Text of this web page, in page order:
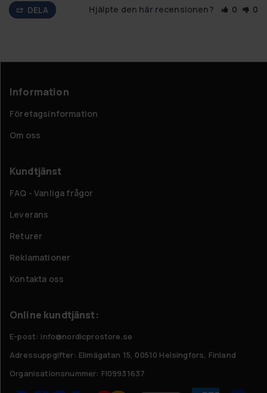
DELA Hjälpte den här recensionen? 0 0
Information
Företagsinformation
Om oss
Kundtjänst
FAQ - Vanliga frågor
Leverans
Returer
Reklamationer
Kontakta oss
Online kundtjänst:
E-post: info@nordicprostore.se
Adressuppgifter: Elimägatan 15, 00510 Helsingfors, Finland
Organisationsnummer: FI09931637